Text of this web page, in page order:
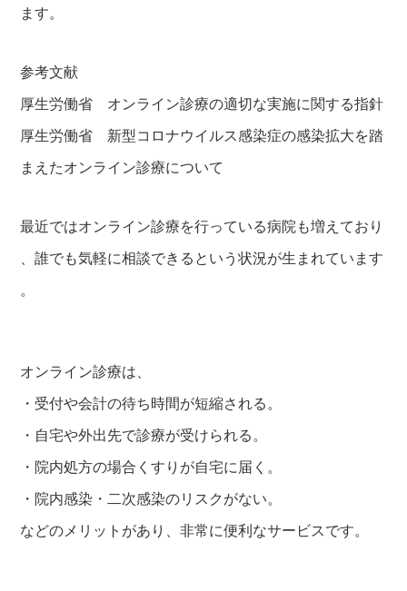
ます。
参考文献
厚生労働省 オンライン診療の適切な実施に関する指針
厚生労働省 新型コロナウイルス感染症の感染拡大を踏
まえたオンライン診療について
最近ではオンライン診療を行っている病院も増えており
、誰でも気軽に相談できるという状況が生まれています
。
オンライン診療は、
・受付や会計の待ち時間が短縮される。
・自宅や外出先で診療が受けられる。
・院内処方の場合くすりが自宅に届く。
・院内感染・二次感染のリスクがない。
などのメリットがあり、非常に便利なサービスです。